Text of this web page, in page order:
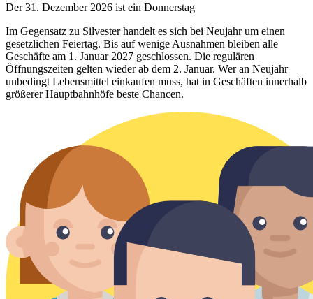
Der 31. Dezember 2026 ist ein Donnerstag
Im Gegensatz zu Silvester handelt es sich bei Neujahr um einen
gesetzlichen Feiertag. Bis auf wenige Ausnahmen bleiben alle
Geschäfte am 1. Januar 2027 geschlossen. Die regulären
Öffnungszeiten gelten wieder ab dem 2. Januar. Wer an Neujahr
unbedingt Lebensmittel einkaufen muss, hat in Geschäften innerhalb
größerer Hauptbahnhöfe beste Chancen.